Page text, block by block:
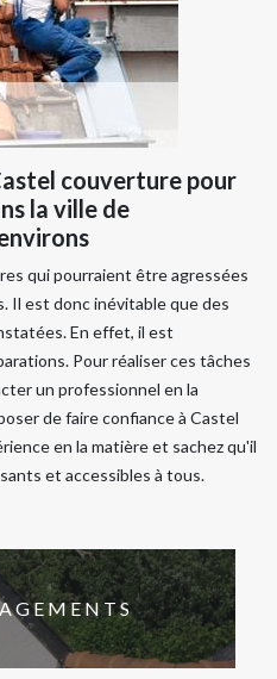
couverture pour
la ville de
qui pourraient être agressées
Il est donc inévitable que des
En effet, il est
Pour réaliser ces tâches
un professionnel en la
de faire confiance à Castel
en la matière et sachez qu'il
et accessibles à tous.